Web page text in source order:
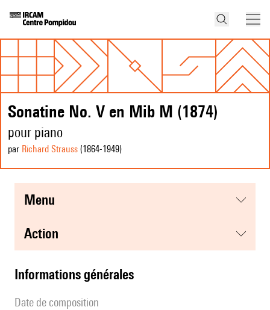
Sonatine No. V en Mib M (1874)
pour piano
par Richard Strauss (1864-1949)
menu
action
informations générales
date de composition